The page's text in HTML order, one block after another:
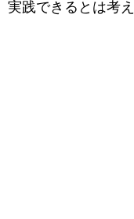
実践できるとは考